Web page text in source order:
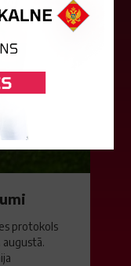
protokols
augustā.